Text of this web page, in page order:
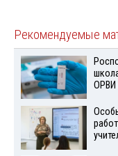
Рекомендуемые
ОРВИ